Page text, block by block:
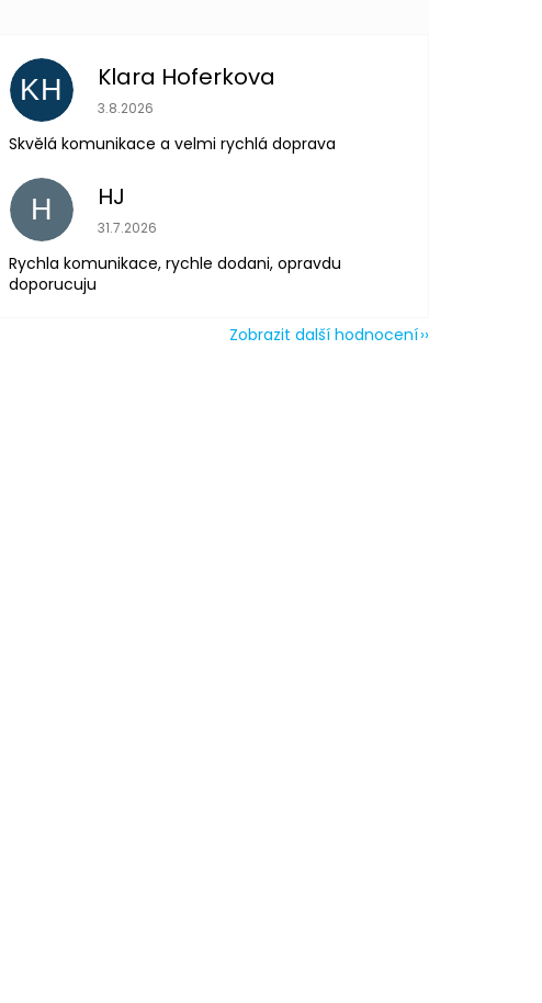
KH Klara Hoferkova
Hodnocení obchodu je 5 z 5 hvězdiček.
3.8.2026
Skvělá komunikace a velmi rychlá doprava
H HJ
Hodnocení obchodu je 5 z 5 hvězdiček.
31.7.2026
Rychla komunikace, rychle dodani, opravdu
doporucuju
Zobrazit další hodnocení